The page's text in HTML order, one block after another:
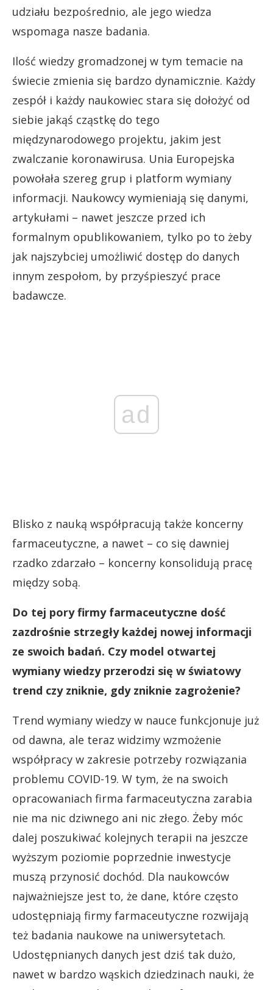
udziału bezpośrednio, ale jego wiedza
wspomaga nasze badania.
Ilość wiedzy gromadzonej w tym temacie na
świecie zmienia się bardzo dynamicznie. Każdy
zespół i każdy naukowiec stara się dołożyć od
siebie jakąś cząstkę do tego
międzynarodowego projektu, jakim jest
zwalczanie koronawirusa. Unia Europejska
powołała szereg grup i platform wymiany
informacji. Naukowcy wymieniają się danymi,
artykułami – nawet jeszcze przed ich
formalnym opublikowaniem, tylko po to żeby
jak najszybciej umożliwić dostęp do danych
innym zespołom, by przyśpieszyć prace
badawcze.
ad
Blisko z nauką współpracują także koncerny
farmaceutyczne, a nawet – co się dawniej
rzadko zdarzało – koncerny konsolidują pracę
między sobą.
Do tej pory firmy farmaceutyczne dość
zazdrośnie strzegły każdej nowej informacji
ze swoich badań. Czy model otwartej
wymiany wiedzy przerodzi się w światowy
trend czy zniknie, gdy zniknie zagrożenie?
Trend wymiany wiedzy w nauce funkcjonuje już
od dawna, ale teraz widzimy wzmożenie
współpracy w zakresie potrzeby rozwiązania
problemu COVID-19. W tym, że na swoich
opracowaniach firma farmaceutyczna zarabia
nie ma nic dziwnego ani nic złego. Żeby móc
dalej poszukiwać kolejnych terapii na jeszcze
wyższym poziomie poprzednie inwestycje
muszą przynosić dochód. Dla naukowców
najważniejsze jest to, że dane, które często
udostępniają firmy farmaceutyczne rozwijają
też badania naukowe na uniwersytetach.
Udostępnianych danych jest dziś tak dużo,
nawet w bardzo wąskich dziedzinach nauki, że